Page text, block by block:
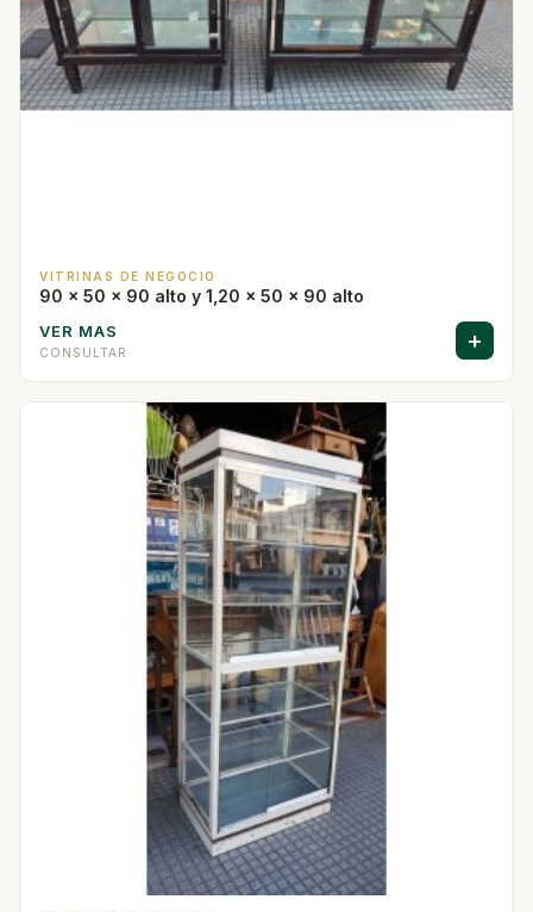
VITRINAS DE NEGOCIO
90 x 50 x 90 alto y 1,20 x 50 x 90 alto
VER MAS
CONSULTAR +